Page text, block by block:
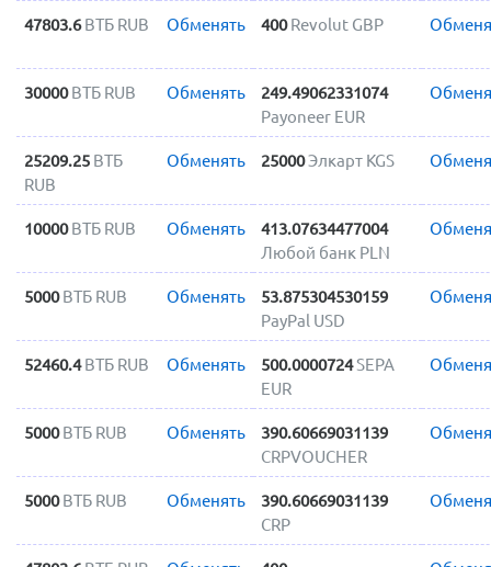
47803.6 ВТБ RUB Обменять 400 Revolut GBP
30000 ВТБ RUB Обменять
249.49062331074
Payoneer EUR
25209.25 ВТБ
RUB
Обменять 25000Элкарт KGS
10000 ВТБ RUB Обменять
413.07634477004
Любой банк PLN
5000 ВТБ RUB Обменять
53.875304530159
PayPal USD
52460.4 ВТБ RUB Обменять 500.0000724SEPA
EUR
5000 ВТБ RUB Обменять
390.60669031139
CRPVOUCHER
5000 ВТБ RUB Обменять
390.60669031139
CRP